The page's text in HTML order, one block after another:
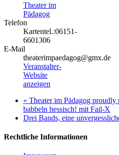
Theater im
Pädagog
Telefon
Kartentel.:06151-
6601306
E-Mail
theaterimpaedagog@gmx.de
Veranstalter-
Website
anzeigen
« Theater im Pädagog
babbeln hessisch! mit Fail-X
Drei Bands, eine
Rechtliche Informationen